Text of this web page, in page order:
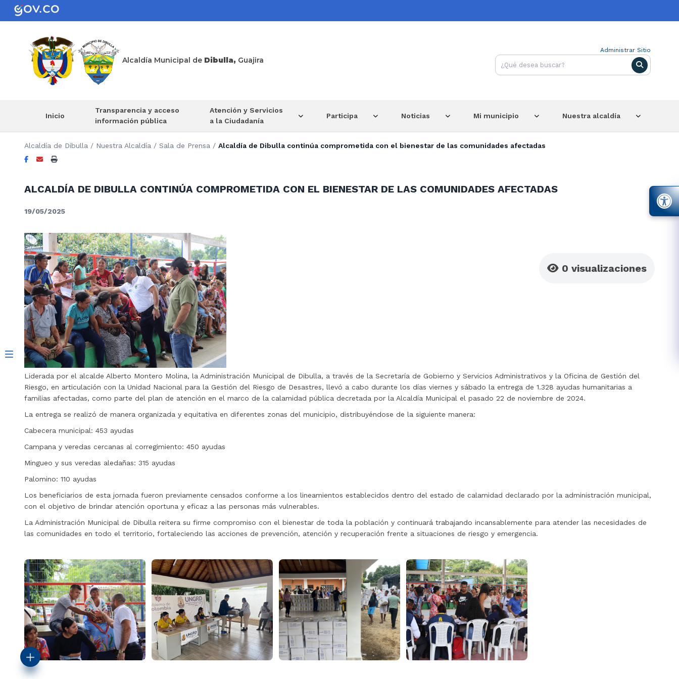
Alcaldía Municipal de Dibulla, Guajira
Administrar Sitio
Inicio
Transparencia y acceso
información pública
Atención y Servicios
a la Ciudadanía
Participa Noticias Mi municipio Nuestra alcaldía
Alcaldía de Dibulla / Nuestra Alcaldía / Sala de Prensa / Alcaldía de Dibulla continúa comprometida con el bienestar de las comunidades afectadas
ALCALDÍA DE DIBULLA CONTINÚA COMPROMETIDA CON EL BIENESTAR DE LAS COMUNIDADES AFECTADAS
19/05/2025
0 visualizaciones
​Liderada por el alcalde Alberto Montero Molina, la Administración Municipal de Dibulla, a través de la Secretaría de Gobierno y Servicios Administrativos y la Oficina de Gestión del
Riesgo, en articulación con la Unidad Nacional para la Gestión del Riesgo de Desastres, llevó a cabo durante los días viernes y sábado la entrega de 1.328 ayudas humanitarias a
familias afectadas, como parte del plan de atención en el marco de la calamidad pública decretada por la Alcaldía Municipal el pasado 22 de noviembre de 2024.
La entrega se realizó de manera organizada y equitativa en diferentes zonas del municipio, distribuyéndose de la siguiente manera:
Cabecera municipal: 453 ayudas
Campana y veredas cercanas al corregimiento: 450 ayudas
Mingueo y sus veredas aledañas: 315 ayudas
Palomino: 110 ayudas
Los beneficiarios de esta jornada fueron previamente censados conforme a los lineamientos establecidos dentro del estado de calamidad declarado por la administración municipal,
con el objetivo de brindar atención oportuna y eficaz a las personas más vulnerables.
La Administración Municipal de Dibulla reitera su firme compromiso con el bienestar de toda la población y continuará trabajando incansablemente para atender las necesidades de
las comunidades en todo el territorio, fortaleciendo las acciones de prevención, atención y recuperación frente a situaciones de riesgo y emergencia.